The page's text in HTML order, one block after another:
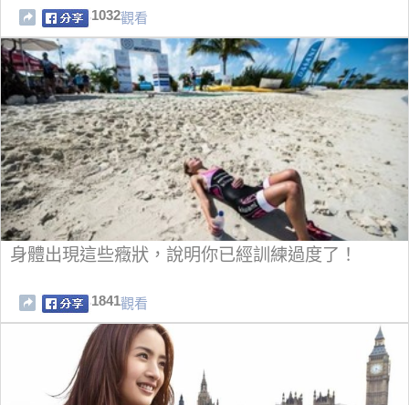
1032觀看
身體出現這些癥狀，說明你已經訓練過度了！
1841觀看